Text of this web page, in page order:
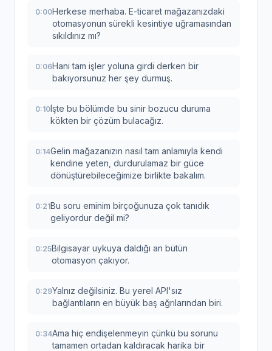
0:00Herkese merhaba. E-ticaret mağazanızdaki
otomasyonun sürekli kesintiye uğramasından
sıkıldınız mı?
0:06Hani tam işler yoluna girdi derken bir
bakıyorsunuz her şey durmuş.
0:10İşte bu bölümde bu sinir bozucu duruma
kökten bir çözüm bulacağız.
0:14Gelin mağazanızın nasıl tam anlamıyla kendi
kendine yeten, durdurulamaz bir güce
dönüştürebileceğimize birlikte bakalım.
0:21Bu soru eminim birçoğunuza çok tanıdık
geliyordur değil mi?
0:25Bilgisayar uykuya daldığı an bütün
otomasyon çakıyor.
0:29Yalnız değilsiniz. Bu yerel API'sız
bağlantıların en büyük baş ağrılarından biri.
0:34Ama hiç endişelenmeyin çünkü bu sorunu
tamamen ortadan kaldıracak harika bir